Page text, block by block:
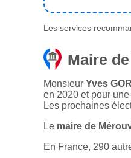
Les services
Maire
MonsieurYves
en 2020 et pour
Les prochaines
Le maire de
En France, 290